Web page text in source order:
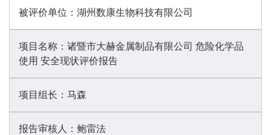
被评价单位： 湖州数康生物科技有限公司
项目名称： 诸暨市大赫金属制品有限公司 危险化学品
使用 安全现状评价报告
项目组长： 马森
报告审核人： 鲍雷法